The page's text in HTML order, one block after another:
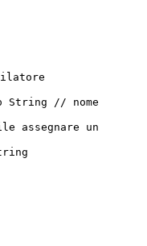
String // nome
assegnare un